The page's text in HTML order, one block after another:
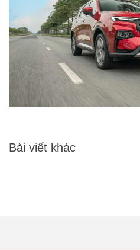
Bài viết khác